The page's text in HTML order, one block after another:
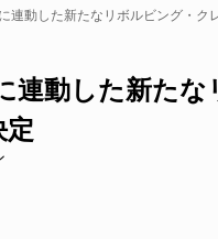
連動した新たなリボルビング・ク
連動した新たな
定